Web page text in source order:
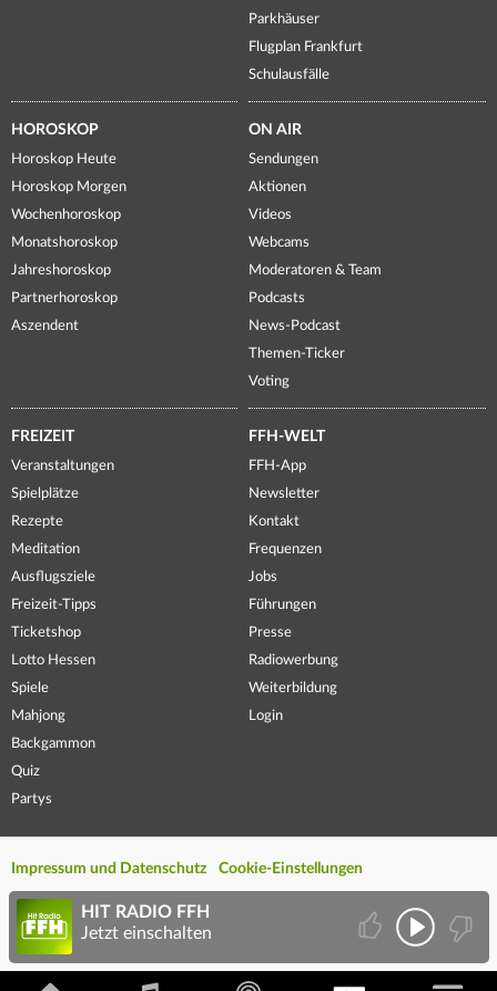
Parkhäuser
Flugplan Frankfurt
Schulausfälle
HOROSKOP
Horoskop Heute
Horoskop Morgen
Wochenhoroskop
Monatshoroskop
Jahreshoroskop
Partnerhoroskop
Aszendent
ON AIR
Sendungen
Aktionen
Videos
Webcams
Moderatoren & Team
Podcasts
News-Podcast
Themen-Ticker
Voting
FREIZEIT
Veranstaltungen
Spielplätze
Rezepte
Meditation
Ausflugsziele
Freizeit-Tipps
Ticketshop
Lotto Hessen
Spiele
Mahjong
Backgammon
Quiz
Partys
FFH-WELT
FFH-App
Newsletter
Kontakt
Frequenzen
Jobs
Führungen
Presse
Radiowerbung
Weiterbildung
Login
Impressum und Datenschutz Cookie-Einstellungen
HIT RADIO FFH
Jetzt einschalten